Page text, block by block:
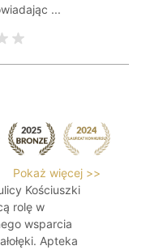
...
Pokaż więcej >>
Kościuszki
rolę w
wsparcia
Apteka